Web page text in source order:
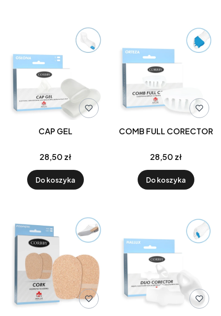
CAP GEL
28,50 zł
Do koszyka
COMB FULL CORECTOR
28,50 zł
Do koszyka